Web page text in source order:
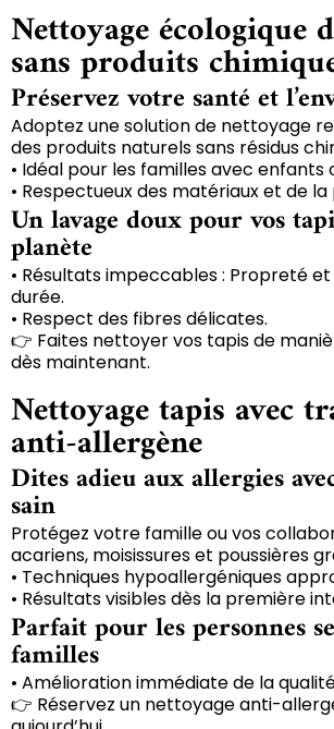
Nettoyage écologique
sans produits
Préservez votre santé et
Adoptez une solution de nettoyage
des produits naturels sans résidus
• Idéal pour les familles avec enfants
• Respectueux des matériaux et de
Un lavage doux pour vos
planète
• Résultats impeccables : Propreté
durée.
• Respect des fibres délicates.
👉 Faites nettoyer vos tapis de
dès maintenant.
Nettoyage tapis avec
anti-allergène
Dites adieu aux allergies
sain
Protégez votre famille ou vos
acariens, moisissures et poussières
• Techniques hypoallergéniques
• Résultats visibles dès la première
Parfait pour les personnes
familles
• Amélioration immédiate de la
👉 Réservez un nettoyage anti-